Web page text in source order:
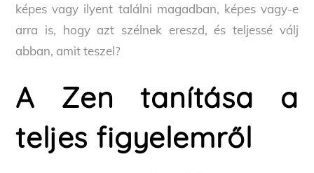
képes vagy ilyent találni magadban, képes vagy-e
arra is, hogy azt szélnek ereszd, és teljessé válj
abban, amit teszel?
A Zen tanítása a
teljes figyelemről